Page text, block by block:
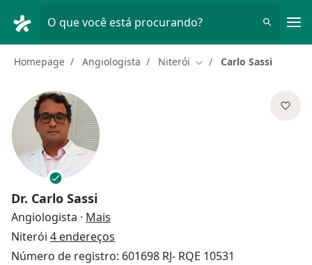
O que você está procurando?
Homepage Angiologista Niterói Mudar de cidade
Carlo Sassi
Dr. Carlo Sassi
Angiologista · Mais
Niterói 4 endereços
Número de registro: 601698 RJ- RQE 10531